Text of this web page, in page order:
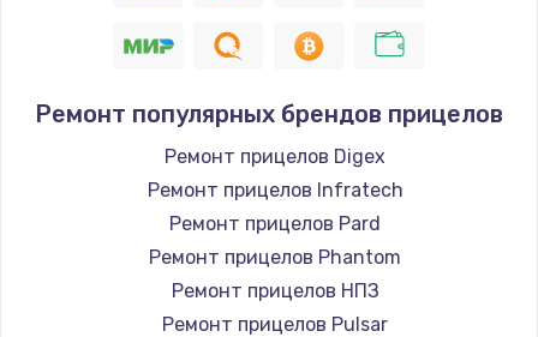
Замена шнура
Заказать
Замена / ремонт электронного модуля
управления
600 руб.
Заказать
Ремонт популярных брендов прицелов
Ремонт прицелов Digex
Ремонт прицелов Infratech
Ремонт прицелов Pard
Ремонт прицелов Phantom
Ремонт прицелов НПЗ
Ремонт прицелов Pulsar